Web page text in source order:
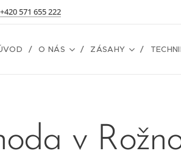
+420 571 655 222
O NÁS ZÁSAHY
v